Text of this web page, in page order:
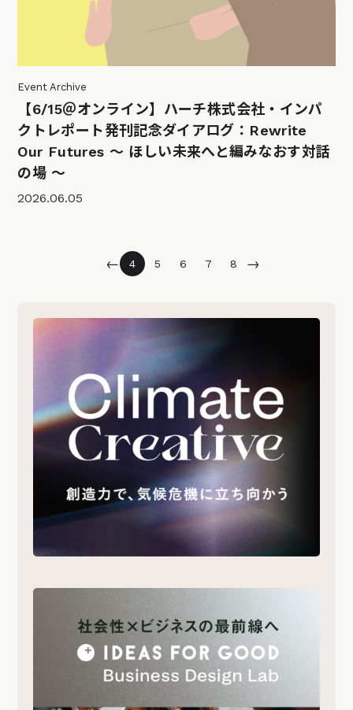
Event Archive
【6/15＠オンライン】ハーチ株式会社・インパ
クトレポート発刊記念ダイアログ：Rewrite
Our Futures 〜 ほしい未来へと編みなおす対話
の場 〜
2026.06.05
← 4 5 6 7 8 →